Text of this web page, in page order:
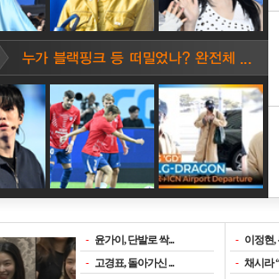
- 윤가이, 단발로 싹...
- 고경표, 돌아가신 ...
- 이정현,
- 채시라